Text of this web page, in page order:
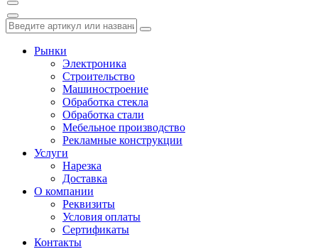
Рынки
Электроника
Строительство
Машиностроение
Обработка стекла
Обработка стали
Мебельное производство
Рекламные конструкции
Услуги
Нарезка
Доставка
О компании
Реквизиты
Условия оплаты
Сертификаты
Контакты